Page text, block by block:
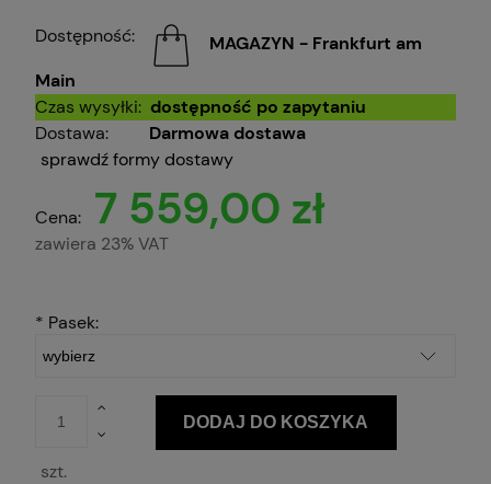
Dostępność:
MAGAZYN - Frankfurt am
Main
Czas wysyłki: dostępność po zapytaniu
Dostawa:
Darmowa dostawa
sprawdź formy dostawy
Cena: 7 559,00 zł
zawiera 23% VAT
* Pasek:
szt.
DODAJ DO KOSZYKA